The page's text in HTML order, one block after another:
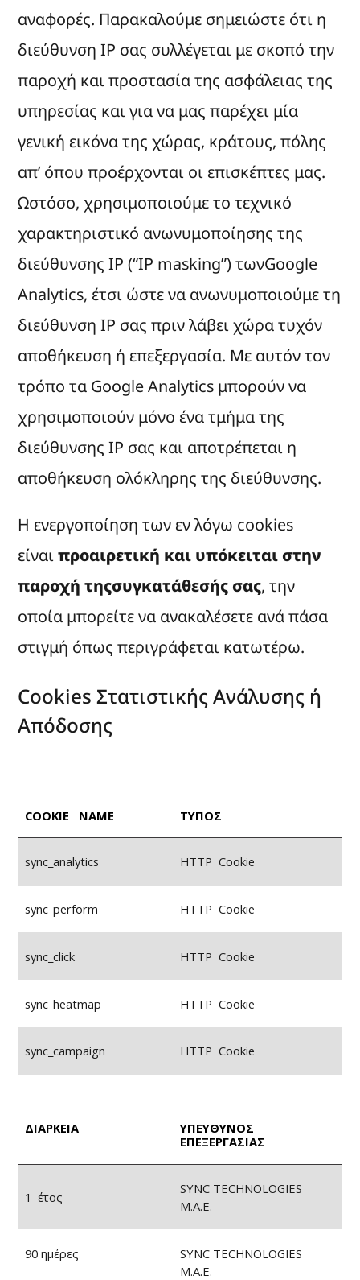
αναφορές. Παρακαλούμε σημειώστε ότι η
διεύθυνση IP σας συλλέγεται με σκοπό την
παροχή και προστασία της ασφάλειας της
υπηρεσίας και για να μας παρέχει μία
γενική εικόνα της χώρας, κράτους, πόλης
απ’ όπου προέρχονται οι επισκέπτες μας.
Ωστόσο, χρησιμοποιούμε το τεχνικό
χαρακτηριστικό ανωνυμοποίησης της
διεύθυνσης IP (“IP masking”) τωνGoogle
Analytics, έτσι ώστε να ανωνυμοποιούμε τη
διεύθυνση IP σας πριν λάβει χώρα τυχόν
αποθήκευση ή επεξεργασία. Με αυτόν τον
τρόπο τα Google Analytics μπορούν να
χρησιμοποιούν μόνο ένα τμήμα της
διεύθυνσης IP σας και αποτρέπεται η
αποθήκευση ολόκληρης της διεύθυνσης.
Η ενεργοποίηση των εν λόγω cookies
είναιπροαιρετική και υπόκειται στην
παροχή τηςσυγκατάθεσής σας, την
οποία μπορείτε να ανακαλέσετε ανά πάσα
στιγμή όπως περιγράφεται κατωτέρω.
Cookies Στατιστικής Ανάλυσης ή
Απόδοσης
COOKIE NAME ΤΥΠΟΣ
sync_analytics HTTP Cookie
sync_perform HTTP Cookie
sync_click HTTP Cookie
sync_heatmap HTTP Cookie
sync_campaign HTTP Cookie
ΔΙΑΡΚΕΙΑ
ΥΠΕΥΘΥΝΟΣ
ΕΠΕΞΕΡΓΑΣΙΑΣ
1 έτος
SYNC TECHNOLOGIES
Μ.Α.Ε.
90 ημέρες
SYNC TECHNOLOGIES
Μ.Α.Ε.